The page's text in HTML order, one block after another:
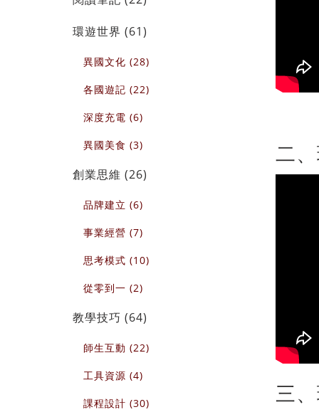
環遊世界 (61)
異國文化 (28)
各國遊記 (22)
深度充電 (6)
異國美食 (3)
創業思維 (26)
品牌建立 (6)
事業經營 (7)
思考模式 (10)
從零到一 (2)
教學技巧 (64)
師生互動 (22)
工具資源 (4)
課程設計 (30)
二
三